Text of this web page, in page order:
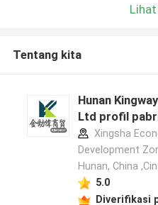
Tentang kita
Hunan
Ltd profil
Xingsha
Development
Hunan, China
5.0
Diverifikasi